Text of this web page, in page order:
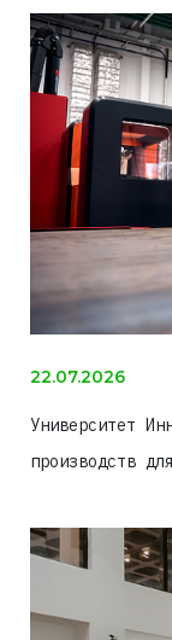
22.07.2026
Университет
производств